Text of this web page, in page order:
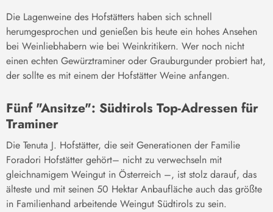
Die Lagenweine des Hofstätters haben sich schnell
herumgesprochen und genießen bis heute ein hohes Ansehen
bei Weinliebhabern wie bei Weinkritikern. Wer noch nicht
einen echten Gewürztraminer oder Grauburgunder probiert hat,
der sollte es mit einem der Hofstätter Weine anfangen.
Fünf "Ansitze": Südtirols Top-Adressen für
Traminer
Die Tenuta J. Hofstätter, die seit Generationen der Familie
Foradori Hofstätter gehört– nicht zu verwechseln mit
gleichnamigem Weingut in Österreich –, ist stolz darauf, das
älteste und mit seinen 50 Hektar Anbaufläche auch das größte
in Familienhand arbeitende Weingut Südtirols zu sein.